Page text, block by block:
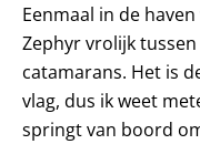
Eenmaal in de
Zephyr vrolijk
catamarans. Het is
vlag, dus ik weet
springt van boord